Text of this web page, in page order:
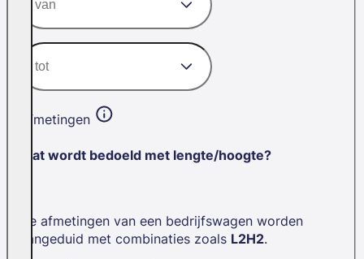
Afmetingen
Wat wordt bedoeld met lengte/hoogte?
De afmetingen van een bedrijfswagen worden
aangeduid met combinaties zoals L2H2.